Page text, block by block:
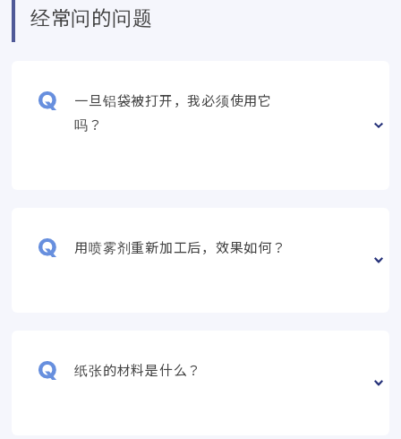
经常问的问题
一旦铝袋被打开，我必须使用它
吗？
用喷雾剂重新加工后，效果如何？
纸张的材料是什么？